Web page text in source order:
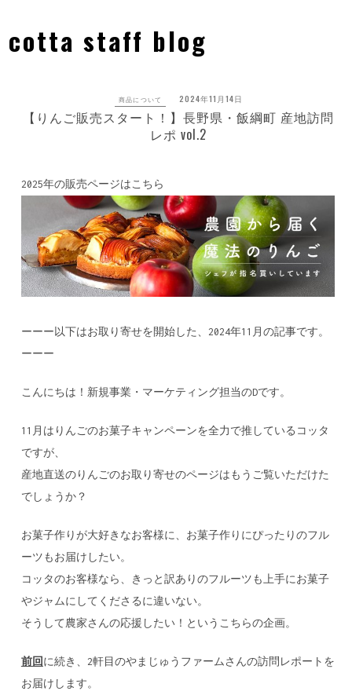
content
cotta staff blog
商品について 2024年11月14日
【りんご販売スタート！】長野県・飯綱町 産地訪問
レポ vol.2
2025年の販売ページはこちら
ーーー以下はお取り寄せを開始した、2024年11月の記事です。
ーーー
こんにちは！新規事業・マーケティング担当のDです。
11月はりんごのお菓子キャンペーンを全力で推しているコッタ
ですが、
産地直送のりんごのお取り寄せのページはもうご覧いただけた
でしょうか？
お菓子作りが大好きなお客様に、お菓子作りにぴったりのフル
ーツもお届けしたい。
コッタのお客様なら、きっと訳ありのフルーツも上手にお菓子
やジャムにしてくださるに違いない。
そうして農家さんの応援したい！というこちらの企画。
前回 に続き、2軒目のやまじゅうファームさんの訪問レポートを
お届けします。